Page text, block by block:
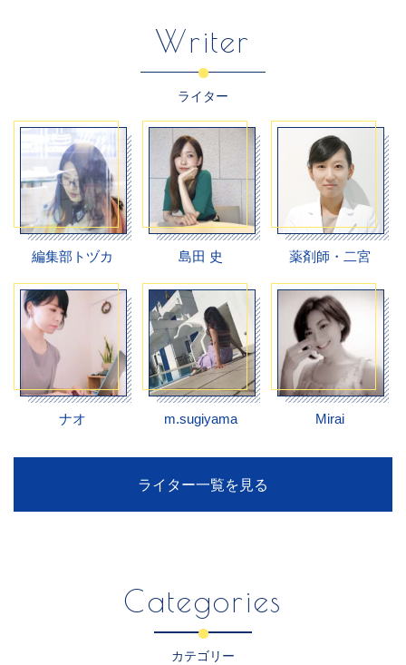
Writer
ライター
編集部トヅカ 島田 史 薬剤師・二宮
ナオ m.sugiyama Mirai
ライター一覧を見る
Categories
カテゴリー